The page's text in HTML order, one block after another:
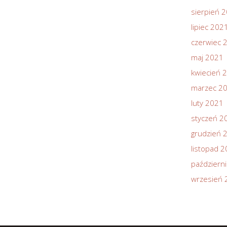
sierpień
lipiec
czerwiec
maj 2021
kwiecień
marzec
luty 2021
styczeń
grudzień
listopad
wrzesień